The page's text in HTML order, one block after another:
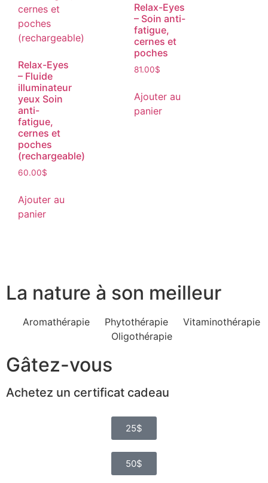
Relax-Eyes
– Fluide
illuminateur
yeux Soin
anti-
fatigue,
cernes et
poches
(rechargeable)
60.00$
Ajouter au
panier
Relax-Eyes
– Soin anti-
fatigue,
cernes et
poches
81.00$
Ajouter au
panier
La nature à son meilleur
Aromathérapie Phytothérapie
Vitaminothérapie
Oligothérapie
Gâtez-vous
Achetez un certificat cadeau
25$
50$